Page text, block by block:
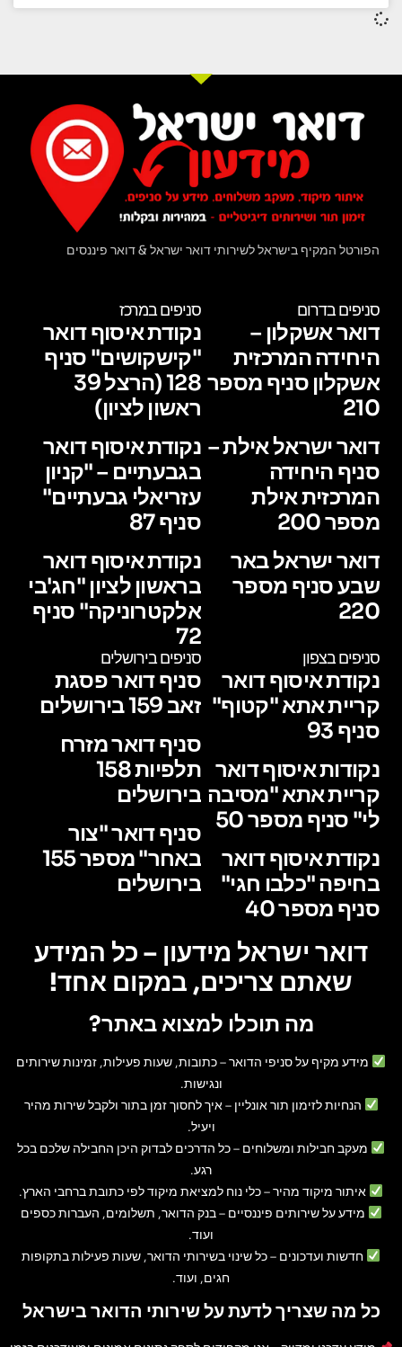
הפורטל המקיף בישראל לשירותי דואר ישראל & דואר פיננסים
סניפים בדרום
דואר אשקלון –
היחידה המרכזית
אשקלון סניף מספר
210
דואר ישראל אילת –
סניף היחידה
המרכזית אילת
מספר 200
דואר ישראל באר
שבע סניף מספר
220
סניפים במרכז
נקודת איסוף דואר
"קישקושים" סניף
128 (הרצל 39
ראשון לציון)
נקודת איסוף דואר
בגבעתיים – "קניון
עזריאלי גבעתיים"
סניף 87
נקודת איסוף דואר
בראשון לציון "חג'בי
אלקטרוניקה" סניף
72
סניפים בצפון
נקודת איסוף דואר
קריית אתא "קטוף"
סניף 93
נקודות איסוף דואר
קריית אתא "מסיבה
לי" סניף מספר 50
נקודת איסוף דואר
בחיפה "כלבו חגי"
סניף מספר 40
סניפים בירושלים
סניף דואר פסגת
זאב 159 בירושלים
סניף דואר מזרח
תלפיות 158
בירושלים
סניף דואר "צור
באחר" מספר 155
בירושלים
דואר ישראל מידעון – כל המידע
שאתם צריכים, במקום אחד!
מה תוכלו למצוא באתר?
מידע מקיף על סניפי הדואר– כתובות, שעות פעילות, זמינות שירותים
ונגישות.
הנחיות לזימון תור אונליין – איך לחסוך זמן בתור ולקבל שירות מהיר
ויעיל.
מעקב חבילות ומשלוחים – כל הדרכים לבדוק היכן החבילה שלכם בכל
רגע.
איתור מיקוד מהיר– כלי נוח למציאת מיקוד לפי כתובת ברחבי הארץ.
מידע על שירותים פיננסיים – בנק הדואר, תשלומים, העברות כספים
ועוד.
חדשות ועדכונים – כל שינוי בשירותי הדואר, שעות פעילות בתקופות
חגים, ועוד.
כל מה שצריך לדעת על שירותי הדואר בישראל